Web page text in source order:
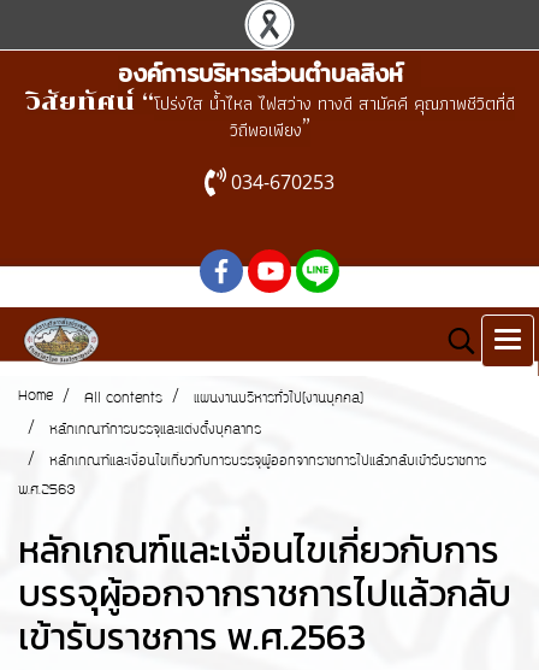
องค์การบริหารส่วนตำบลสิงห์
วิสัยทัศน์ “โปร่งใส น้ำไหล ไฟสว่าง ทางดี สามัคคี คุณภาพชีวิตที่ดี
วิถีพอเพียง”
034-670253
Home All contents แผนงานบริหารทั่วไป(งานบุคคล)
หลักเกณฑ์การบรรจุและแต่งตั้งบุคลากร
หลักเกณฑ์และเงื่อนไขเกี่ยวกับการบรรจุผู้ออกจากราชการไปแล้วกลับเข้ารับราชการ
พ.ศ.2563
หลักเกณฑ์และเงื่อนไขเกี่ยวกับการ
บรรจุผู้ออกจากราชการไปแล้วกลับ
เข้ารับราชการ พ.ศ.2563